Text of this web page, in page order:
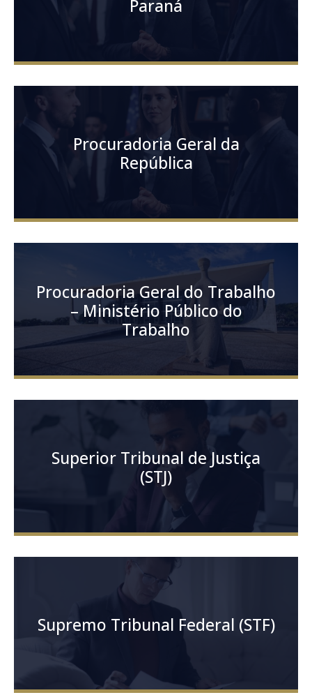
Paraná
Procuradoria Geral da
República
Procuradoria Geral do Trabalho
– Ministério Público do
Trabalho
Superior Tribunal de Justiça
(STJ)
Supremo Tribunal Federal (STF)